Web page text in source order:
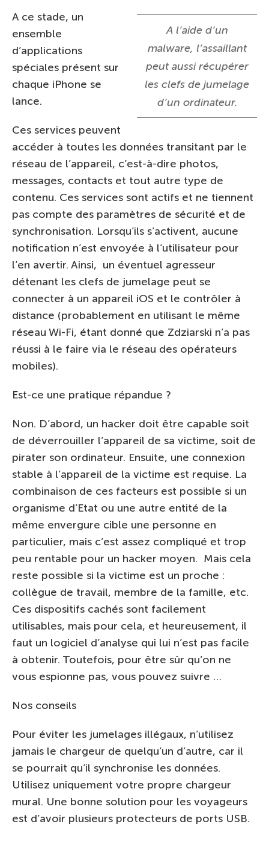
A l’aide d’un
malware, l’assaillant
peut aussi récupérer
les clefs de jumelage
d’un ordinateur.
A ce stade, un
ensemble
d’applications
spéciales présent sur
chaque iPhone se
lance.
Ces services peuvent
accéder à toutes les données transitant par le
réseau de l’appareil, c’est-à-dire photos,
messages, contacts et tout autre type de
contenu. Ces services sont actifs et ne tiennent
pas compte des paramètres de sécurité et de
synchronisation. Lorsqu’ils s’activent, aucune
notification n’est envoyée à l’utilisateur pour
l’en avertir. Ainsi, un éventuel agresseur
détenant les clefs de jumelage peut se
connecter à un appareil iOS et le contrôler à
distance (probablement en utilisant le même
réseau Wi-Fi, étant donné que Zdziarski n’a pas
réussi à le faire via le réseau des opérateurs
mobiles).
Est-ce une pratique répandue ?
Non. D’abord, un hacker doit être capable soit
de déverrouiller l’appareil de sa victime, soit de
pirater son ordinateur. Ensuite, une connexion
stable à l’appareil de la victime est requise. La
combinaison de ces facteurs est possible si un
organisme d’Etat ou une autre entité de la
même envergure cible une personne en
particulier, mais c’est assez compliqué et trop
peu rentable pour un hacker moyen. Mais cela
reste possible si la victime est un proche :
collègue de travail, membre de la famille, etc.
Ces dispositifs cachés sont facilement
utilisables, mais pour cela, et heureusement, il
faut un logiciel d’analyse qui lui n’est pas facile
à obtenir. Toutefois, pour être sûr qu’on ne
vous espionne pas, vous pouvez suivre …
Nos conseils
Pour éviter les jumelages illégaux, n’utilisez
jamais le chargeur de quelqu’un d’autre, car il
se pourrait qu’il synchronise les données.
Utilisez uniquement votre propre chargeur
mural. Une bonne solution pour les voyageurs
est d’avoir plusieurs protecteurs de ports USB.